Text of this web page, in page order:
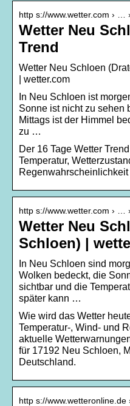
http s://www.wetter.com › …
Wetter Neu
Trend
Wetter Neu Schloen
| wetter.com
In Neu Schloen ist
Sonne ist nicht zu sehen
Mittags ist der Himmel
zu …
Der 16 Tage Wetter
Temperatur,
http s://www.wetter.com › …
Wetter Neu
Schloen) |
In Neu Schloen sind
Wolken bedeckt, die
sichtbar und die
später kann …
Wie wird das Wetter
Temperatur-, Wind- und
aktuelle
für 17192 Neu Schloen,
Deutschland.
http s://www.wetteronline.de